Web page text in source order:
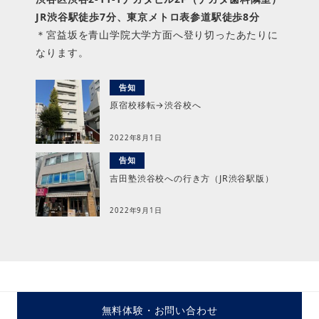
JR渋谷駅徒歩7分、東京メトロ表参道駅徒歩8分
＊宮益坂を青山学院大学方面へ登り切ったあたりに
なります。
告知
原宿校移転→渋谷校へ
2022年8月1日
告知
吉田塾渋谷校への行き方（JR渋谷駅版）
2022年9月1日
無料体験・ お問い合わせ